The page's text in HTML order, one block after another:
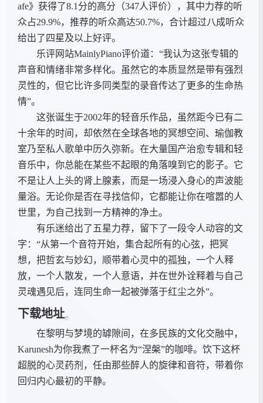
afe》获得了8.1分的高分（347人评价），其中力荐的听
众占29.9%，推荐的听众高达50.7%，合计超过八成听众
给出了四星及以上好评。
乐评网站MainlyPiano评价道：“我认为这张专辑的
声音和情绪非常多样化。虽然它的本质显然是带有强烈
灵性的，但它比许多同类型的录音传达了更多的生命热
情”。
这张诞生于2002年的轻音乐作品，虽然距今已有二
十余年的时间，却依然在全球各地的冥想空间、瑜伽教
室乃至私人歌单中历久弥新。在大量国产治愈专辑和轻
音乐中，你总能在某些不起眼的角落嗅到它的影子。它
不是让人上头的肾上腺素，而是一场浸入身心的声波能
量浴。无论你是否在寻找信仰，它都能让你在喧嚣的人
世里，为自己找到一方精神的净土。
有乐迷给出了五星力荐，留下了一段令人动容的文
字：“从第一个音符开始，集合起所有的心弦，把冥
想，把哲玄与妙幻，顺带着心灵中的孤独，一个人释
放，一个人散发，一个人意语，并在世外诠释着与自己
灵魂遇见后，连同生命一起被弹落于红尘之外”。
下载地址
在黎明与梦境的罅隙间，在多民族的文化交融中，
Karunesh为你我煮了一杯名为“涅槃”的咖啡。饮下这杯
超脱的心灵药剂，任由那些醉人的旋律和音符，带着你
回归内心最初的平静。